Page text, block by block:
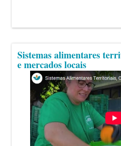
Sistemas alimentares
e mercados locais